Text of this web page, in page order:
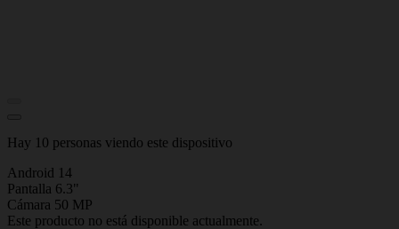
Hay 10 personas viendo este dispositivo
Android 14
Pantalla 6.3"
Cámara 50 MP
Este producto no está disponible actualmente.